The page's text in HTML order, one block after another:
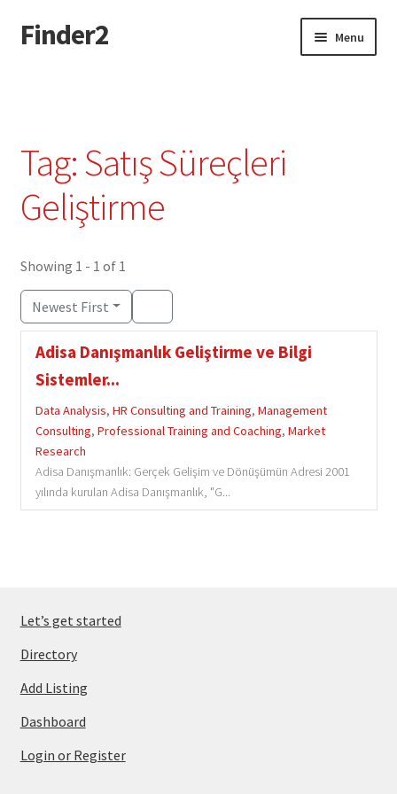
Skip
to
Skip
to
Finder2 Menu
Tag: Satış Süreçleri
Geliştirme
Showing 1 - 1 of 1
Newest First
Adisa Danışmanlık Geliştirme ve Bilgi
Sistemler...
Data Analysis, HR Consulting and Training, Management
Consulting, Professional Training and Coaching, Market
Research
Adisa Danışmanlık: Gerçek Gelişim ve Dönüşümün Adresi 2001
yılında kurulan Adisa Danışmanlık, "G...
Let’s get started
Directory
Add Listing
Dashboard
Login or Register